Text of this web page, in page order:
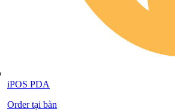
iPOS PDA
Order tại bàn